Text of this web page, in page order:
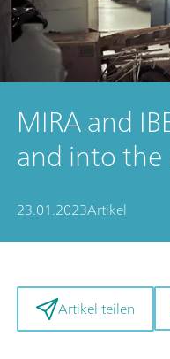
MIRA and
and into
23.01.2023Artikel
Artikel teilen